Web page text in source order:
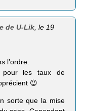
de U-Lik , le 19
l’ordre.
pour les taux de
😉
sorte que la mise